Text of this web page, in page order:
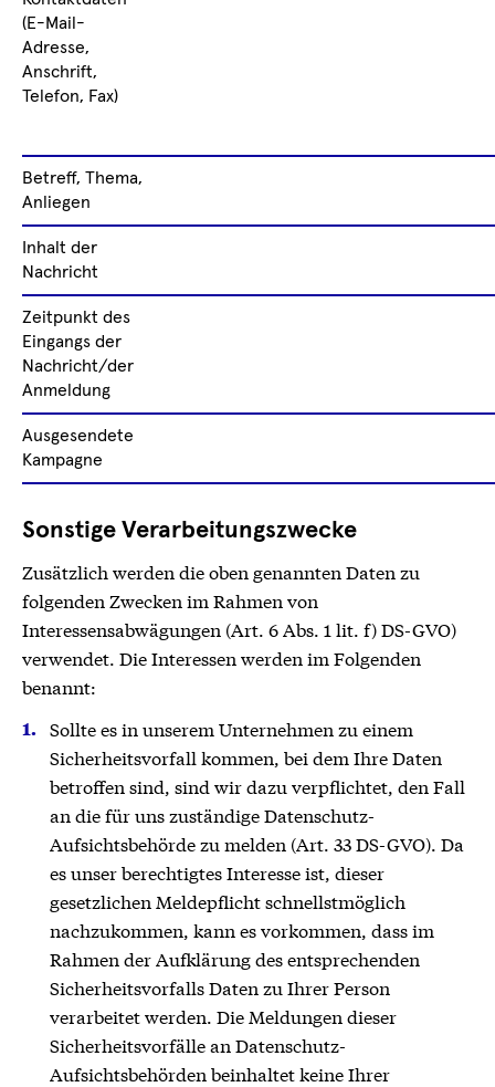
(E-Mail-
Adresse,
Anschrift,
Telefon, Fax)
Betreff, Thema,
Anliegen
Inhalt der
Nachricht
Zeitpunkt des
Eingangs der
Nachricht/der
Anmeldung
Ausgesendete
Kampagne
Sonstige Verarbeitungszwecke
Zusätzlich werden die oben genannten Daten zu
folgenden Zwecken im Rahmen von
Interessensabwägungen (Art. 6 Abs. 1 lit. f) DS-GVO)
verwendet. Die Interessen werden im Folgenden
benannt:
Sollte es in unserem Unternehmen zu einem
Sicherheitsvorfall kommen, bei dem Ihre Daten
betroffen sind, sind wir dazu verpflichtet, den Fall
an die für uns zuständige Datenschutz-
Aufsichtsbehörde zu melden (Art. 33 DS-GVO). Da
es unser berechtigtes Interesse ist, dieser
gesetzlichen Meldepflicht schnellstmöglich
nachzukommen, kann es vorkommen, dass im
Rahmen der Aufklärung des entsprechenden
Sicherheitsvorfalls Daten zu Ihrer Person
verarbeitet werden. Die Meldungen dieser
Sicherheitsvorfälle an Datenschutz-
Aufsichtsbehörden beinhaltet keine Ihrer